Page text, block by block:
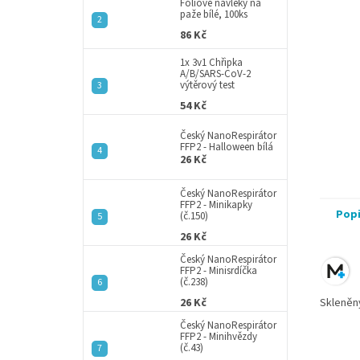
paže bílé, 100ks
86 Kč
1x 3v1 Chřipka
A/B/SARS-CoV-2
výtěrový test
54 Kč
Český NanoRespirátor
FFP2 - Halloween bílá
26 Kč
Český NanoRespirátor
FFP2 - Minikapky
(č.150)
26 Kč
Český NanoRespirátor
FFP2 - Minisrdíčka
(č.238)
26 Kč
Český NanoRespirátor
FFP2 - Minihvězdy
(č.43)